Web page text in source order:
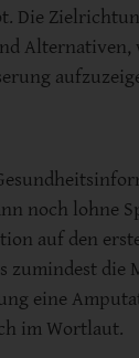
Die
Alternativen,
noch lohne
auf den
zumindest die
eine
im Wortlaut.